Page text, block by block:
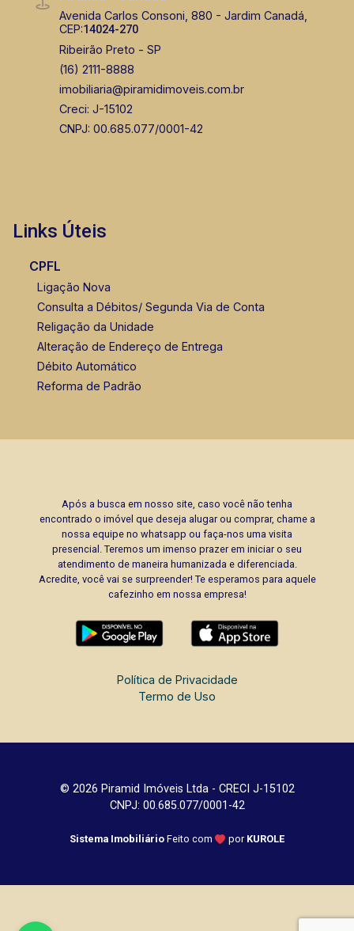
Avenida Carlos Consoni, 880 - Jardim Canadá,
CEP:14024-270
Ribeirão Preto - SP
(16) 2111-8888
imobiliaria@piramidimoveis.com.br
Creci: J-15102
CNPJ: 00.685.077/0001-42
Links Úteis
CPFL
Ligação Nova
Consulta a Débitos/ Segunda Via de Conta
Religação da Unidade
Alteração de Endereço de Entrega
Débito Automático
Reforma de Padrão
Após a busca em nosso site, caso você não tenha
encontrado o imóvel que deseja alugar ou comprar, chame a
nossa equipe no whatsapp ou faça-nos uma visita
presencial. Teremos um imenso prazer em iniciar o seu
atendimento de maneira humanizada e diferenciada.
Acredite, você vai se surpreender! Te esperamos para aquele
cafezinho em nossa empresa!
Política de Privacidade
Termo de Uso
© 2026 Piramid Imóveis Ltda - CRECI J-15102
CNPJ: 00.685.077/0001-42
Sistema Imobiliário Feito com por KUROLE